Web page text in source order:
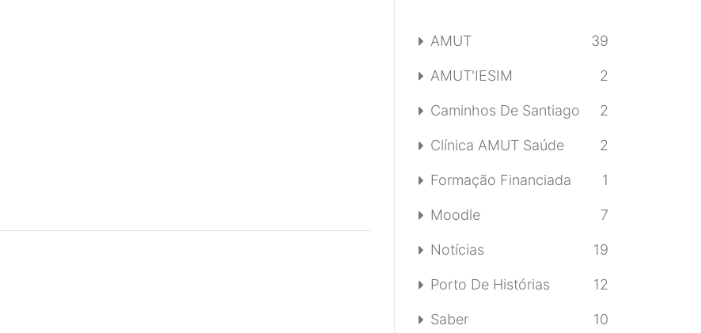
AMUT 39
AMUT'IESIM 2
Caminhos De Santiago 2
Clínica AMUT Saúde 2
Formação Financiada 1
Moodle 7
Notícias 19
Porto De Histórias 12
Saber 10